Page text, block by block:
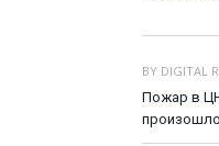
BY DIGITAL
Пожар в
произошло